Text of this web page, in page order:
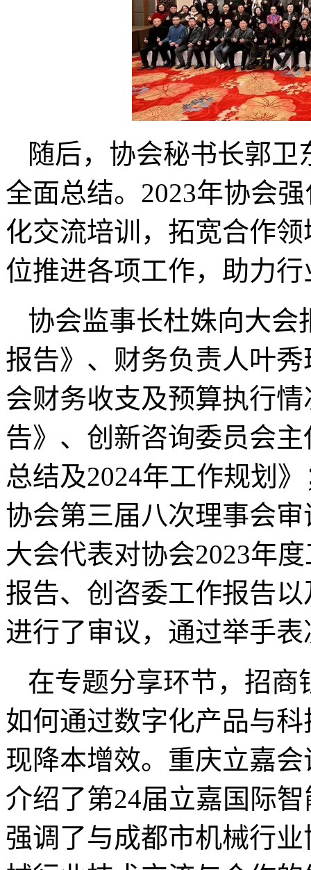
随后，协会秘书长郭卫
全面总结。2023年协会
化交流培训，拓宽合作
位推进各项工作，助力
协会监事长杜姝向大会
报告》、财务负责人叶
会财务收支及预算执行
告》、创新咨询委员会
总结及2024年工作规划
协会第三届八次理事会
大会代表对协会2023年
报告、创咨委工作报告
进行了审议，通过举手
在专题分享环节，招商
如何通过数字化产品与
现降本增效。重庆立嘉
介绍了第24届立嘉国际
强调了与成都市机械行